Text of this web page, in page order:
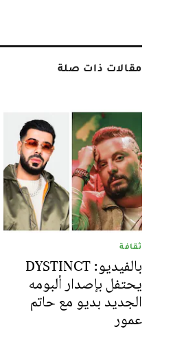
مقالات ذات صلة
ثقافة
بالفيديو: DYSTINCT
يحتفل بإصدار ألبومه
الجديد بديو مع حاتم
عمور